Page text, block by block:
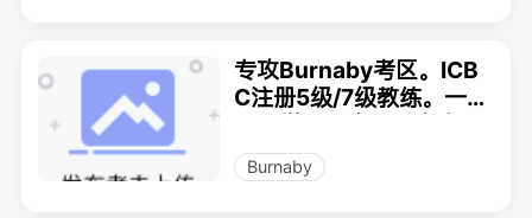
专攻Burnaby考区。ICB
C注册5级/7级教练。一对
上门接送。路考预约。合
理收费，钟点足。
Burnaby